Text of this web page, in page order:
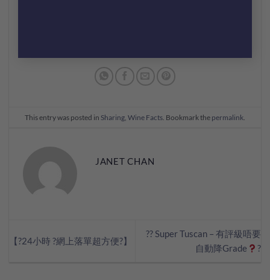
This entry was posted in Sharing Wine Facts . Bookmark the permalink
JANET CHAN
【?24小時 ?網上落單超方便?】
?? Super Tuscan – 有評級唔要
自動降Grade
?